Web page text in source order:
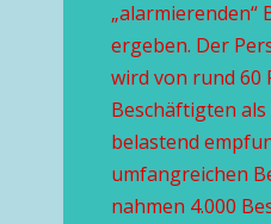
„alarmierenden“
ergeben. Der
wird von rund 60
Beschäftigten
belastend
umfangreichen
nahmen 4.000